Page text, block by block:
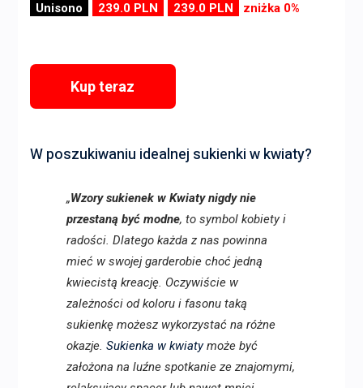
Unisono 239.0 PLN 239.0 PLN zniżka 0%
Kup teraz
W poszukiwaniu idealnej sukienki w kwiaty?
„Wzory sukienek w Kwiaty nigdy nie
przestaną być modne, to symbol kobiety i
radości. Dlatego każda z nas powinna
mieć w swojej garderobie choć jedną
kwiecistą kreację. Oczywiście w
zależności od koloru i fasonu taką
sukienkę możesz wykorzystać na różne
okazje. Sukienka w kwiatymoże być
założona na luźne spotkanie ze znajomymi,